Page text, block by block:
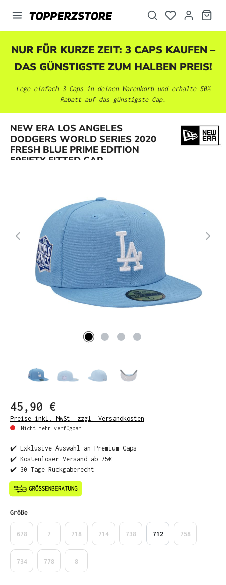
springen
NUR FÜR KURZE ZEIT: 3 CAPS KAUFEN –
DAS GÜNSTIGSTE ZUM HALBEN PREIS!
Lege einfach 3 Caps in deinen Warenkorb und erhalte 50%
Rabatt auf das günstigste Cap.
NEW ERA LOS ANGELES
DODGERS WORLD SERIES 2020
FRESH BLUE PRIME EDITION
59FIFTY FITTED CAP
Bildergalerie überspringen
45,90 €
Preise inkl. MwSt. zzgl. Versandkosten
Nicht mehr verfügbar
✔️ Exklusive Auswahl an Premium Caps
✔️ Kostenloser Versand ab 75€
✔️ 30 Tage Rückgaberecht
Größeauswählen
678 7 718 714 738 712 758
734 778 8